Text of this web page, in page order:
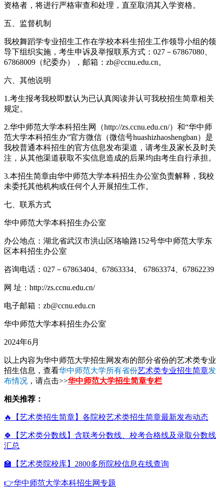
资格者，将进行严格审查和处理，直至取消其入学资格。
五、监督机制
我校舞蹈学专业招生工作在学校本科生招生工作领导小组的领
导下组织实施，考生申诉及举报联系方式：027－67867080、
67868009（纪委办），邮箱：zb@ccnu.edu.cn。
六、其他说明
1.考生报考我校即默认为已认真阅读并认可我校招生简章相关
规定。
2.华中师范大学本科招生网（http://zs.ccnu.edu.cn/）和“华中师
范大学本科招生办”官方微信（微信号huashizhaoshengban）是
我校普通本科招生的官方信息发布渠道，请考生及家长及时关
注，从其他渠道获取不实信息造成的后果均由考生自行承担。
3.本招生简章由华中师范大学本科招生办公室负责解释，我校
未委托其他机构或任何个人开展招生工作。
七、联系方式
华中师范大学本科招生办公室
办公地点：湖北省武汉市洪山区珞喻路152号华中师范大学东
区本科招生办公室
咨询电话：027－67863404、67863334、 67863374、67862239
网 址：http://zs.ccnu.edu.cn/
电子邮箱：zb@ccnu.edu.cn
华中师范大学本科招生办公室
2024年6月
以上内容为华中师范大学招生网发布的部分省份的艺术类专业
招生信息，查看华中师范大学所有省份艺术类专业招生简章发
布情况 ，请点击>>华中师范大学招生简章专栏
相关推荐：
🔥【艺术类招生简章】各院校艺术类招生简章最新发布动态
🍀【艺术类分数线】含联考分数线、校考合格线及录取分数线
汇总
🏫【艺术类院校库】2800多所院校信息在线查询
👉华中师范大学本科招生网专题